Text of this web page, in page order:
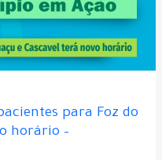
para Foz do
horário –